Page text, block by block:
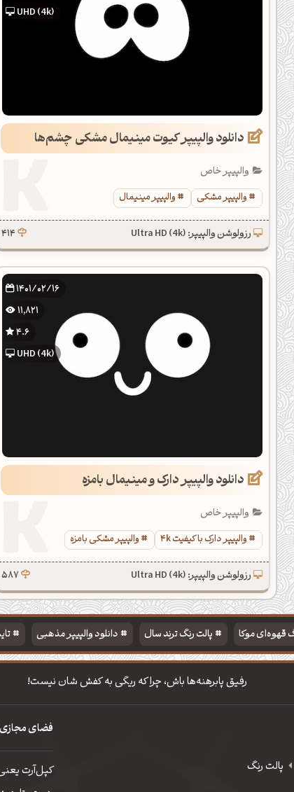
UHD (4k)
دانلود والپیپر کیوت مینیمال مشکی چشم‌ها
والپیپر خاص
والپیپر مشکی
والپیپر مینیمال
رزولوشن والپیپر: Ultra HD (4k) 414
1401/02/16
11,821
4.6
UHD (4k)
دانلود والپیپر دارک و مینیمال بامزه
والپیپر خاص
والپیپر دارک با کیفیت 4k
والپیپر مشکی بامزه
رزولوشن والپیپر: Ultra HD (4k) 587
قهوه‌ای موکا پالت رنگ ترند سال دانلود والپیپر مذهبی
رفیق پابرهنه‌ها باش، چرا که ریگی به کفش شان نیست!
پالت رنگ
فضای
کپل‌آرت